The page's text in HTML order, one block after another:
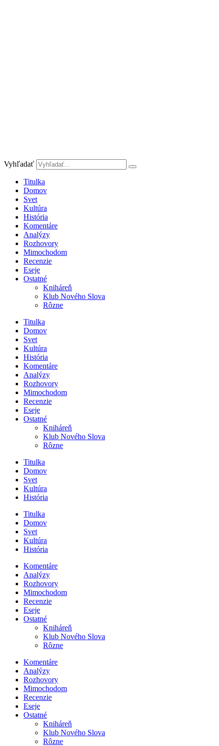
Vyhľadať
Titulka
Domov
Svet
Kultúra
História
Komentáre
Analýzy
Rozhovory
Mimochodom
Recenzie
Eseje
Ostatné
Kniháreň
Klub Nového Slova
Rôzne
Titulka
Domov
Svet
Kultúra
História
Komentáre
Analýzy
Rozhovory
Mimochodom
Recenzie
Eseje
Ostatné
Kniháreň
Klub Nového Slova
Rôzne
Titulka
Domov
Svet
Kultúra
História
Titulka
Domov
Svet
Kultúra
História
Komentáre
Analýzy
Rozhovory
Mimochodom
Recenzie
Eseje
Ostatné
Kniháreň
Klub Nového Slova
Rôzne
Komentáre
Analýzy
Rozhovory
Mimochodom
Recenzie
Eseje
Ostatné
Kniháreň
Klub Nového Slova
Rôzne